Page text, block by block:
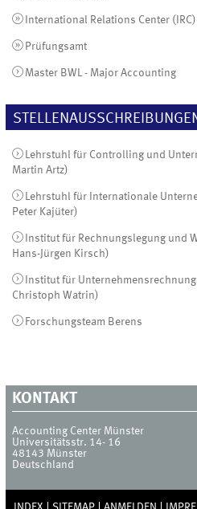
International Relations Center (IRC)
Prüfungsamt
Master BWL - Major Accounting
Lehrstuhl für Controlling und
Martin Artz)
Lehrstuhl für Internationale
Peter Kajüter)
Institut für Rechnungslegung und
Hans-Jürgen Kirsch)
Institut für
Christoph Watrin)
Forschungsteam Berens
KONTAKT
Accounting Center Münster
Universitätsstr. 14- 16
48143 Münster
Deutschland